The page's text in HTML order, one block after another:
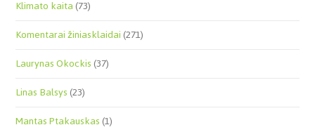
Klimato kaita(73)
Komentarai žiniasklaidai(271)
Laurynas Okockis(37)
Linas Balsys(23)
Mantas Ptakauskas(1)